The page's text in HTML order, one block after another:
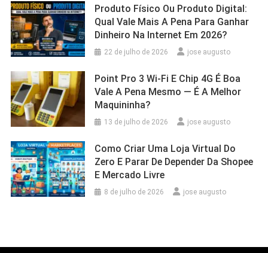
Produto Físico Ou Produto Digital:
Qual Vale Mais A Pena Para Ganhar
Dinheiro Na Internet Em 2026?
22 de julho de 2026 jose augusto
Point Pro 3 Wi‑Fi E Chip 4G É Boa
Vale A Pena Mesmo — É A Melhor
Maquininha?
13 de julho de 2026 jose augusto
Como Criar Uma Loja Virtual Do
Zero E Parar De Depender Da Shopee
E Mercado Livre
8 de julho de 2026 jose augusto